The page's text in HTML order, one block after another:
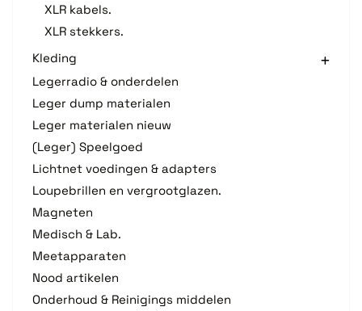
XLR kabels.
XLR stekkers.
Kleding
Legerradio & onderdelen
Leger dump materialen
Leger materialen nieuw
(Leger) Speelgoed
Lichtnet voedingen & adapters
Loupebrillen en vergrootglazen.
Magneten
Medisch & Lab.
Meetapparaten
Nood artikelen
Onderhoud & Reinigings middelen